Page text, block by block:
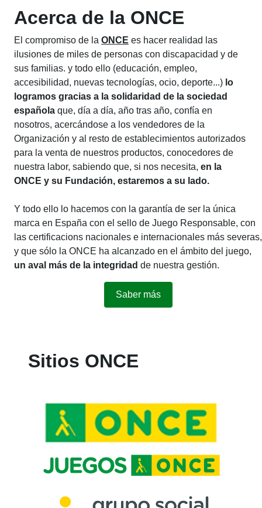
Acerca de la ONCE
El compromiso de la ONCE es hacer realidad las
ilusiones de miles de personas con discapacidad y de
sus familias. y todo ello (educación, empleo,
accesibilidad, nuevas tecnologías, ocio, deporte...) lo
logramos gracias a la solidaridad de la sociedad
española que, día a día, año tras año, confía en
nosotros, acercándose a los vendedores de la
Organización y al resto de establecimientos autorizados
para la venta de nuestros productos, conocedores de
nuestra labor, sabiendo que, si nos necesita, en la
ONCE y su Fundación, estaremos a su lado.
Y todo ello lo hacemos con la garantía de ser la única
marca en España con el sello de Juego Responsable, con
las certificacions nacionales e internacionales más severas,
y que sólo la ONCE ha alcanzado en el ámbito del juego,
un aval más de la integridad de nuestra gestión.
Saber más
Sitios ONCE